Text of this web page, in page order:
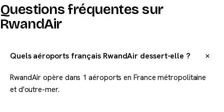
Questions fréquentes sur
RwandAir
Quels aéroports français RwandAir dessert-elle ?
RwandAir opère dans 1 aéroports en France métropolitaine
et d'outre-mer.